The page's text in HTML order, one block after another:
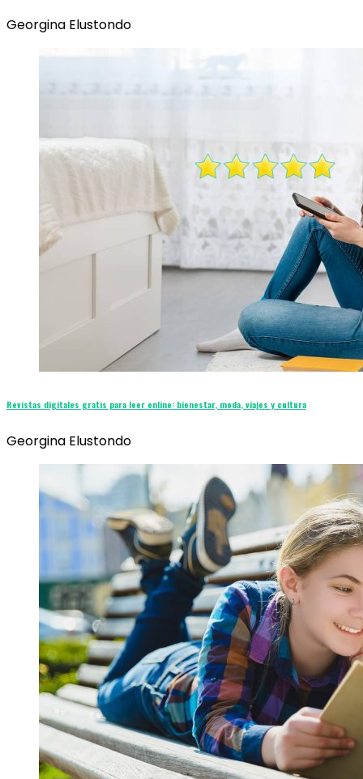
Georgina Elustondo
Revistas digitales gratis para leer online: bienestar, moda, viajes y cultura
Georgina Elustondo